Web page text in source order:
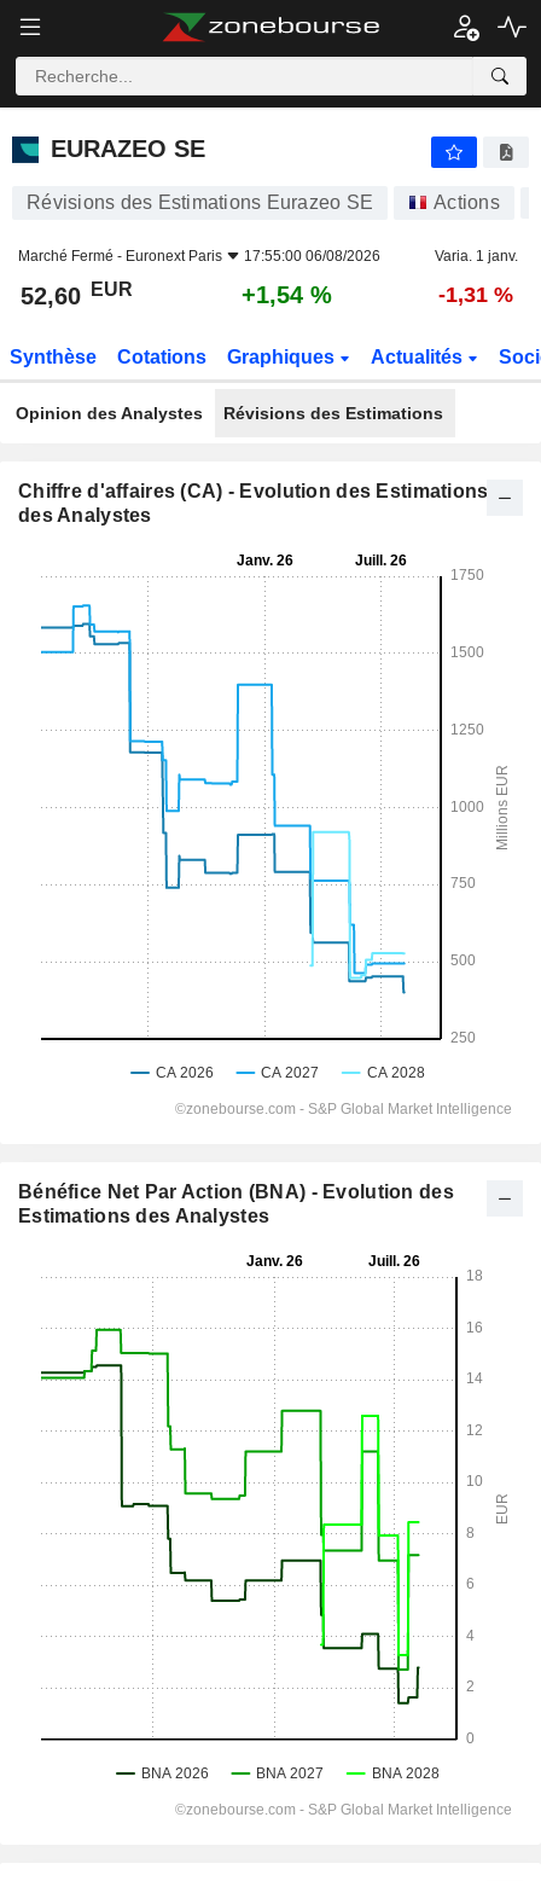
EURAZEO SE
EURAZEO SE
Révisions des Estimations Eurazeo SE Actions
Marché Fermé - Euronext Paris 17:55:00 06/08/2026 Varia. 1 janv.
52,60 EUR +1,54 % -1,31 %
Synthèse Cotations Graphiques Actualités
Opinion des Analystes Révisions des Estimations
Chiffre d'affaires (CA) - Evolution des Estimations
des Analystes
Bénéfice Net Par Action (BNA) - Evolution des
Estimations des Analystes